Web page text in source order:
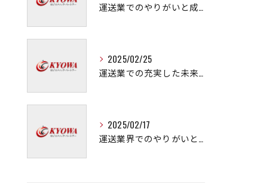
運送業でのやりがいと成長の秘訣
2025/02/25
運送業での充実した未来を拓く方法
2025/02/17
運送業界でのやりがいと可能性